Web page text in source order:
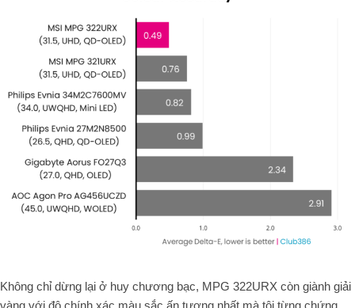
Không chỉ dừng lại ở huy chương bạc, MPG 322URX còn giành giải
vàng với độ chính xác màu sắc ấn tượng nhất mà tôi từng chứng